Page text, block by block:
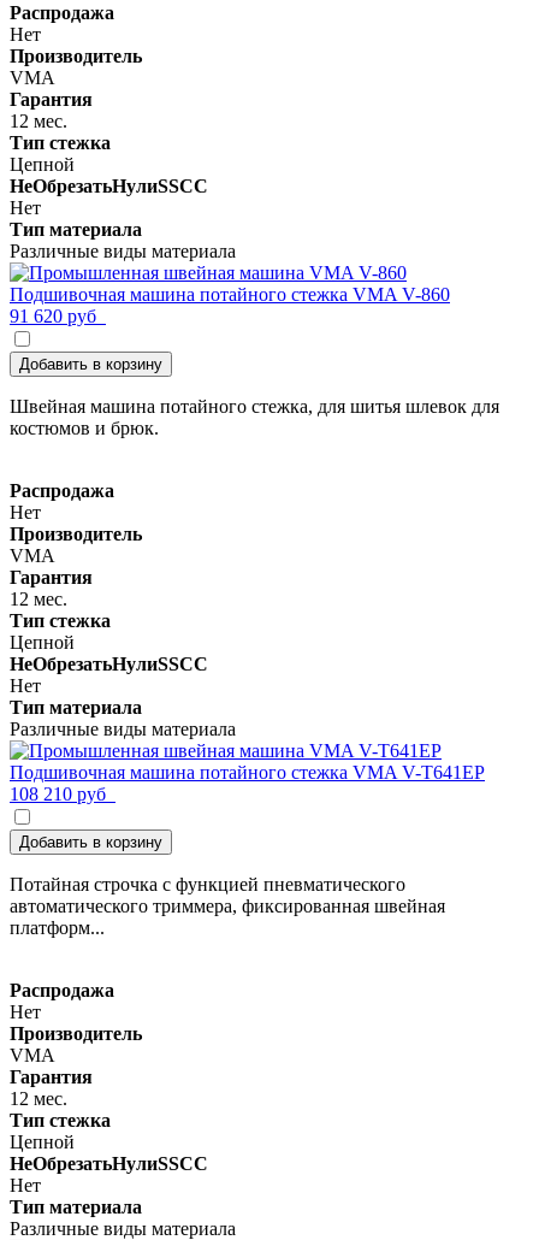
Распродажа
Нет
Производитель
VMA
Гарантия
12 мес.
Тип стежка
Цепной
НеОбрезатьНулиSSCC
Нет
Тип материала
Различные виды материала
Подшивочная машина потайного стежка VMA V-860
91 620 руб
Добавить в корзину
Швейная машина потайного стежка, для шитья шлевок для
костюмов и брюк.
Распродажа
Нет
Производитель
VMA
Гарантия
12 мес.
Тип стежка
Цепной
НеОбрезатьНулиSSCC
Нет
Тип материала
Различные виды материала
Подшивочная машина потайного стежка VMA V-T641EP
108 210 руб
Добавить в корзину
Потайная строчка с функцией пневматического
автоматического триммера, фиксированная швейная
платформ...
Распродажа
Нет
Производитель
VMA
Гарантия
12 мес.
Тип стежка
Цепной
НеОбрезатьНулиSSCC
Нет
Тип материала
Различные виды материала